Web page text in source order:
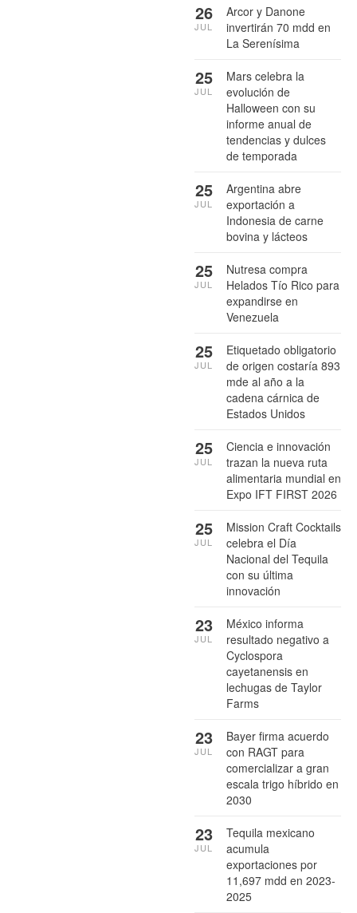
Arcor y Danone
invertirán 70 mdd en
La Serenísima
26
JUL
Mars celebra la
evolución de
Halloween con su
informe anual de
tendencias y dulces
de temporada
25
JUL
Argentina abre
exportación a
Indonesia de carne
bovina y lácteos
25
JUL
Nutresa compra
Helados Tío Rico para
expandirse en
Venezuela
25
JUL
Etiquetado obligatorio
de origen costaría 893
mde al año a la
cadena cárnica de
Estados Unidos
25
JUL
Ciencia e innovación
trazan la nueva ruta
alimentaria mundial en
Expo IFT FIRST 2026
25
JUL
Mission Craft Cocktails
celebra el Día
Nacional del Tequila
con su última
innovación
25
JUL
México informa
resultado negativo a
Cyclospora
cayetanensis en
lechugas de Taylor
Farms
23
JUL
Bayer firma acuerdo
con RAGT para
comercializar a gran
escala trigo híbrido en
2030
23
JUL
Tequila mexicano
acumula
exportaciones por
11,697 mdd en 2023-
2025
23
JUL